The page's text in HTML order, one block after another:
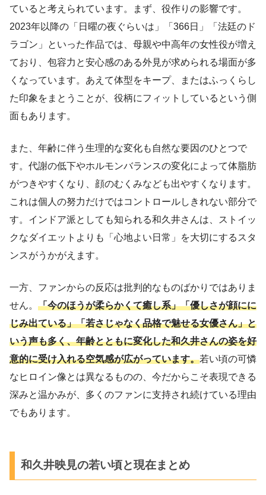
ていると考えられています。まず、役作りの影響です。
2023年以降の「日曜の夜ぐらいは」「366日」「法廷のド
ラゴン」といった作品では、母親や中高年の女性役が増え
ており、包容力と安心感のある外見が求められる場面が多
くなっています。あえて体型をキープ、またはふっくらし
た印象をまとうことが、役柄にフィットしているという側
面もあります。
また、年齢に伴う生理的な変化も自然な要因のひとつで
す。代謝の低下やホルモンバランスの変化によって体脂肪
がつきやすくなり、顔のむくみなども出やすくなります。
これは個人の努力だけではコントロールしきれない部分で
す。インドア派としても知られる和久井さんは、ストイッ
クなダイエットよりも「心地よい日常」を大切にするスタ
ンスがうかがえます。
一方、ファンからの反応は批判的なものばかりではありま
せん。 「今のほうが柔らかくて癒し系」「優しさが顔にに
じみ出ている」「若さじゃなく品格で魅せる女優さん」と
いう声も多く、年齢とともに変化した和久井さんの姿を好
意的に受け入れる空気感が広がっています。若い頃の可憐
なヒロイン像とは異なるものの、今だからこそ表現できる
深みと温かみが、多くのファンに支持され続けている理由
でもあります。
和久井映見の若い頃と現在まとめ